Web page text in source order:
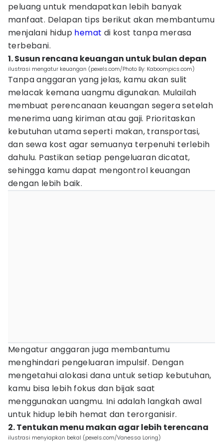
peluang untuk mendapatkan lebih banyak
manfaat. Delapan tips berikut akan membantumu
menjalani hidup hemat di kost tanpa merasa
terbebani.
1. Susun rencana keuangan untuk bulan depan
ilustrasi mengatur keuangan (pexels.com/Photo By: Kaboompics.com)
Tanpa anggaran yang jelas, kamu akan sulit
melacak kemana uangmu digunakan. Mulailah
membuat perencanaan keuangan segera setelah
menerima uang kiriman atau gaji. Prioritaskan
kebutuhan utama seperti makan, transportasi,
dan sewa kost agar semuanya terpenuhi terlebih
dahulu. Pastikan setiap pengeluaran dicatat,
sehingga kamu dapat mengontrol keuangan
dengan lebih baik.
Mengatur anggaran juga membantumu
menghindari pengeluaran impulsif. Dengan
mengetahui alokasi dana untuk setiap kebutuhan,
kamu bisa lebih fokus dan bijak saat
menggunakan uangmu. Ini adalah langkah awal
untuk hidup lebih hemat dan terorganisir.
2. Tentukan menu makan agar lebih terencana
ilustrasi menyiapkan bekal (pexels.com/Vanessa Loring)